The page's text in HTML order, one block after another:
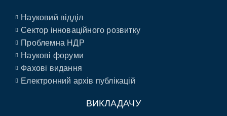
Науковий відділ
Сектор інноваційного розвитку
Проблемна НДР
Наукові форуми
Фахові видання
Електронний архів публікацій
ВИКЛАДАЧУ